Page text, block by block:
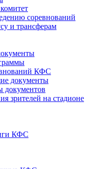
соревнований
и трансферам
КФС
документы
документов
зрителей на стадионе
КФС